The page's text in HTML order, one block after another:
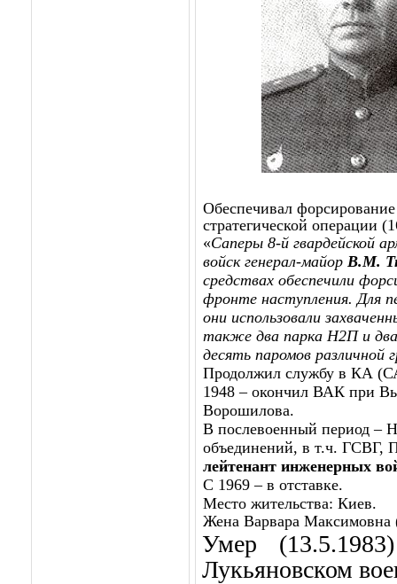
Обеспечивал
стратегической операции
«Саперы 8-й гвардейской
войск генерал-майор В.М.
средствах обеспечили
фронте наступления. Для
они использовали
также два парка Н2П и
десять паромов различной
Продолжил службу в КА
1948 – окончил ВАК при
Ворошилова.
В послевоенный период –
объединений, в т.ч. ГСВГ,
лейтенант инженерных
С 1969 – в отставке.
Место жительства: Киев.
Жена Варвара Максимовна
Умер
Лукьяновском